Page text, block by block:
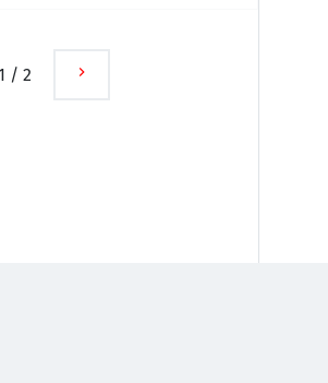
/ 2